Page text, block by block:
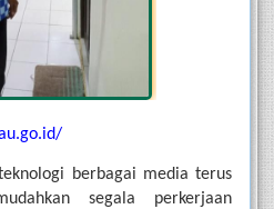
berbagai media terus
segala perkerjaan